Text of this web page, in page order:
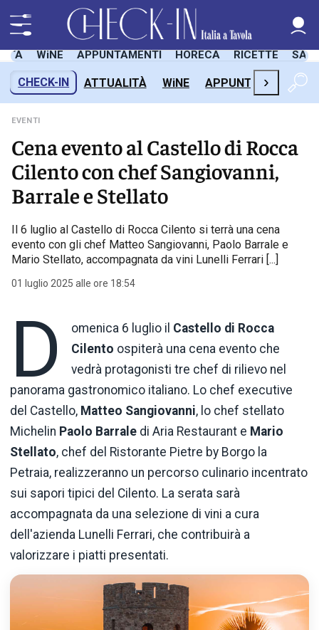
WiNE APPUNTAMENTI HORECA RICETTE
CHECK-IN ATTUALITÀ WiNE APPUNTAMENTI
›
EVENTI
Cena evento al Castello di Rocca
Cilento con chef Sangiovanni,
Barrale e Stellato
Il 6 luglio al Castello di Rocca Cilento si terrà una cena
evento con gli chef Matteo Sangiovanni, Paolo Barrale e
Mario Stellato, accompagnata da vini Lunelli Ferrari [...]
01 luglio 2025 alle ore 18:54
D omenica 6 luglio il Castello di Rocca
Cilento ospiterà una cena evento che
vedrà protagonisti tre chef di rilievo nel
panorama gastronomico italiano. Lo chef executive
del Castello, Matteo Sangiovanni, lo chef stellato
Michelin Paolo Barrale di Aria Restaurant e Mario
Stellato, chef del Ristorante Pietre by Borgo la
Petraia, realizzeranno un percorso culinario incentrato
sui sapori tipici del Cilento. La serata sarà
accompagnata da una selezione di vini a cura
dell'azienda Lunelli Ferrari, che contribuirà a
valorizzare i piatti presentati.